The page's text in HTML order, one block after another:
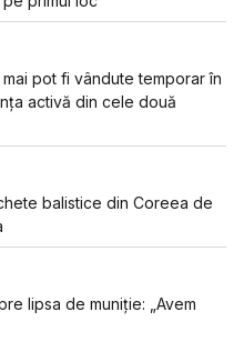
pot fi vândute temporar în
activă din cele două
balistice din Coreea de
lipsa de muniție: „Avem